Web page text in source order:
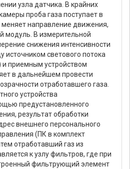
узла датчика. В крайних
проба газа поступает в
направление движения,
модуль. В измерительной
снижения интенсивности
источником светового потока
приемным устройством
в дальнейшем провести
отработавшего газа.
устройства
предустановленного
результат обработки
внешнего персонального
(ПК в комплект
отработавший газ из
к узлу фильтров, где при
фильтрующий элемент